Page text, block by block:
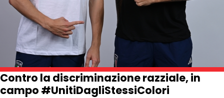
Contro la discriminazione razziale, in
campo #UnitiDagliStessiColori